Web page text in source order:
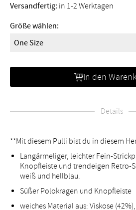
Versandfertig: in 1-2 Werktagen
Größe wählen:
One Size
In den
Details
**Mit diesem Pulli bist du in diesem
Langärmeliger, leichter Fein-
Knopfleiste und trendeigen Retro-
weiß und hellblau.
Süßer Polokragen und Knopfleiste
weiches Material aus: Viskose